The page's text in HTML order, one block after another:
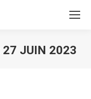
27 JUIN 2023